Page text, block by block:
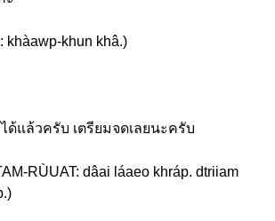
khàawp-khun khâ.)
ด้แล้วครับ เตรียมจดเลยนะครับ
RÙUAT: dâai láaeo khráp. dtriiam